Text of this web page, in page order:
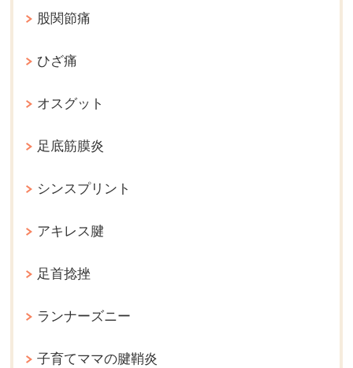
股関節痛
ひざ痛
オスグット
足底筋膜炎
シンスプリント
アキレス腱
足首捻挫
ランナーズニー
子育てママの腱鞘炎